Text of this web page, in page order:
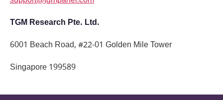
TGM Research Pte. Ltd.
6001 Beach Road, #22-01 Golden Mile Tower
Singapore 199589